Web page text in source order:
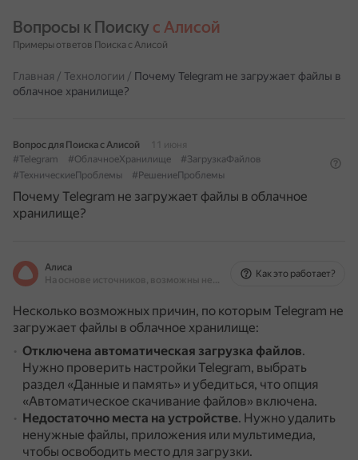
Вопросы к Поиску с Алисой
Примеры ответов Поиска с Алисой
Главная / Технологии / Почему Telegram не загружает файлы в
облачное хранилище?
Вопрос для Поиска с Алисой
11 июня
#Telegram
#ОблачноеХранилище
#ЗагрузкаФайлов
#ТехническиеПроблемы
#РешениеПроблемы
Почему Telegram не загружает файлы в облачное
хранилище?
Алиса
На основе источников, возможны неточности
Как это работает?
Несколько возможных причин, по которым Telegram не
загружает файлы в облачное хранилище:
Отключена автоматическая загрузка файлов.
Нужно проверить настройки Telegram, выбрать
раздел «Данные и память» и убедиться, что опция
«Автоматическое скачивание файлов» включена.
Недостаточно места на устройстве. Нужно удалить
ненужные файлы, приложения или мультимедиа,
чтобы освободить место для загрузки.